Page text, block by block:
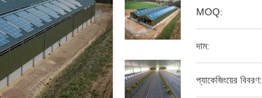
MOQ:
দাম:
প্যাকেজিংয়ের বিবরণ: